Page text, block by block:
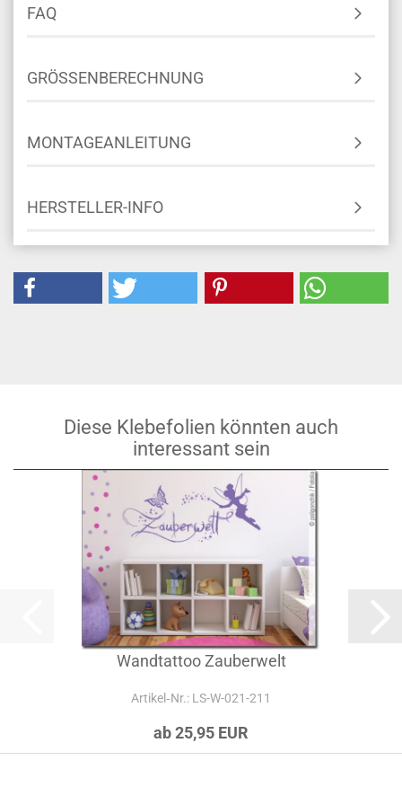
FAQ
GRÖSSENBERECHNUNG
MONTAGEANLEITUNG
HERSTELLER-INFO
Diese Klebefolien könnten auch
interessant sein
Wandtattoo Zauberwelt
Artikel‑Nr.: LS-W-021-211
ab 25,95 EUR